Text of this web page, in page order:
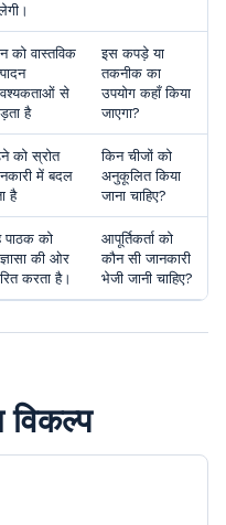
को वास्तविक
से
है
इस कपड़े या
तकनीक का
उपयोग कहाँ किया
जाएगा?
को स्रोत
में बदल
है
किन चीजों को
अनुकूलित किया
जाना चाहिए?
पाठक को
की ओर
करता है।
आपूर्तिकर्ता को
कौन सी जानकारी
भेजी जानी चाहिए?